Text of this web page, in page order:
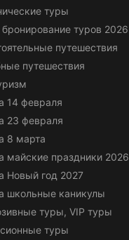
туры
туров 2026
путешествия
путешествия
14 февраля
23 февраля
8 марта
майские праздники 2026
Новый год 2027
школьные каникулы
туры, VIP туры
туры